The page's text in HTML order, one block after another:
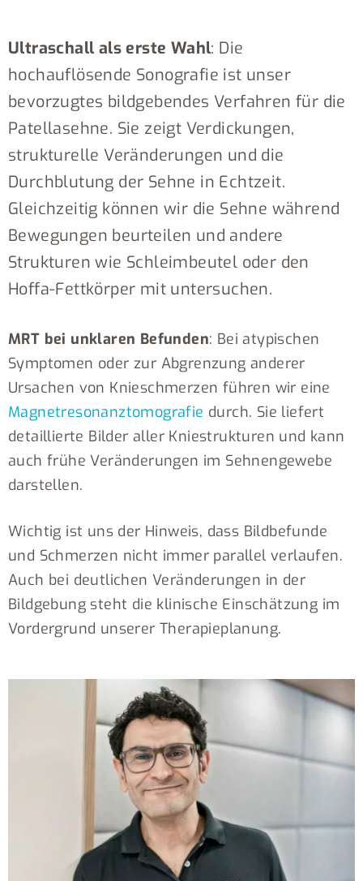
Ultraschall als erste Wahl: Die
hochauflösende Sonografie ist unser
bevorzugtes bildgebendes Verfahren für die
Patellasehne. Sie zeigt Verdickungen,
strukturelle Veränderungen und die
Durchblutung der Sehne in Echtzeit.
Gleichzeitig können wir die Sehne während
Bewegungen beurteilen und andere
Strukturen wie Schleimbeutel oder den
Hoffa-Fettkörper mit untersuchen.
MRT bei unklaren Befunden: Bei atypischen
Symptomen oder zur Abgrenzung anderer
Ursachen von Knieschmerzen führen wir eine
Magnetresonanztomografie durch. Sie liefert
detaillierte Bilder aller Kniestrukturen und kann
auch frühe Veränderungen im Sehnengewebe
darstellen.
Wichtig ist uns der Hinweis, dass Bildbefunde
und Schmerzen nicht immer parallel verlaufen.
Auch bei deutlichen Veränderungen in der
Bildgebung steht die klinische Einschätzung im
Vordergrund unserer Therapieplanung.